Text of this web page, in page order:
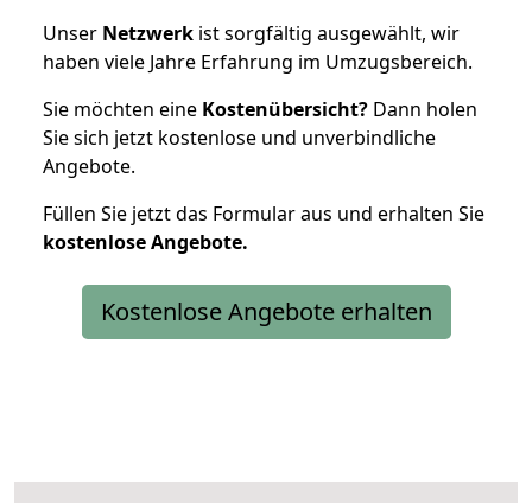
Unser Netzwerk ist sorgfältig ausgewählt, wir
haben viele Jahre Erfahrung im Umzugsbereich.
Sie möchten eine Kostenübersicht? Dann holen
Sie sich jetzt kostenlose und unverbindliche
Angebote.
Füllen Sie jetzt das Formular aus und erhalten Sie
kostenloseAngebote.
Kostenlose Angebote erhalten